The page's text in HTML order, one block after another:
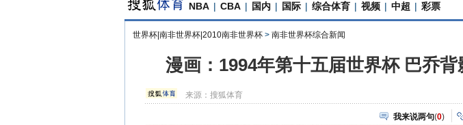
NBA | CBA | 国内 | 国际 | 综合体育 | 视频 | 中超 | 彩票
世界杯|南非世界杯|2010南非世界杯 > 南非世界杯综合新闻
漫画：1994年第十五届世界杯 巴乔
来源：搜狐体育
我来说两句(0)